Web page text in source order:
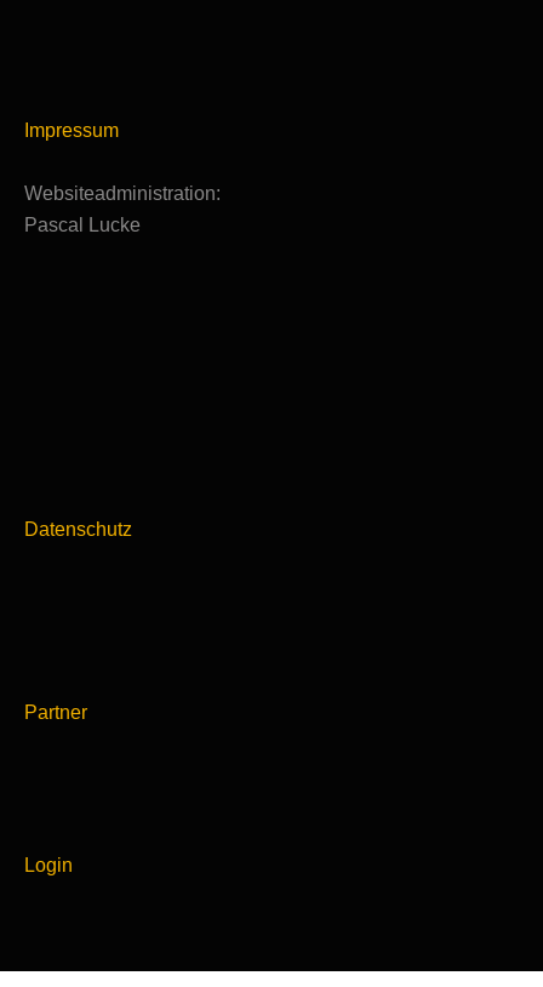
Impressum
Websiteadministration:
Pascal Lucke
Datenschutz
Partner
Login